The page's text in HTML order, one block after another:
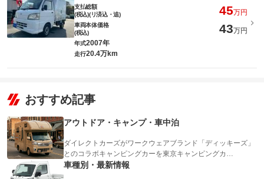
支払総額
(税込)(リ済込・追)
45万円
車両本体価格
(税込)
43万円
年式2007年
走行20.4万km
おすすめ記事
アウトドア・キャンプ・車中泊
ダイレクトカーズがワークウェアブランド「ディッキーズ」
とのコラボキャンピングカーを東京キャンピングカ…
車種別・最新情報